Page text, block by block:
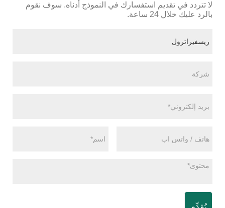
لا تتردد في تقديم استفسارك في النموذج أدناه. سوف نقوم
بالرد عليك خلال 24 ساعة.